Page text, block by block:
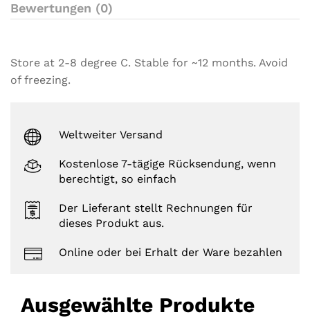
g
Bewertungen (0)
Store at 2-8 degree C. Stable for ~12 months. Avoid
of freezing.
Weltweiter Versand
Kostenlose 7-tägige Rücksendung, wenn
berechtigt, so einfach
Der Lieferant stellt Rechnungen für
dieses Produkt aus.
Online oder bei Erhalt der Ware bezahlen
Ausgewählte Produkte